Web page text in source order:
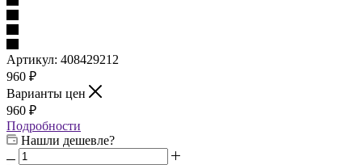
Артикул: 408429212
960 ₽
Варианты цен
960 ₽
Подробности
Нашли дешевле?